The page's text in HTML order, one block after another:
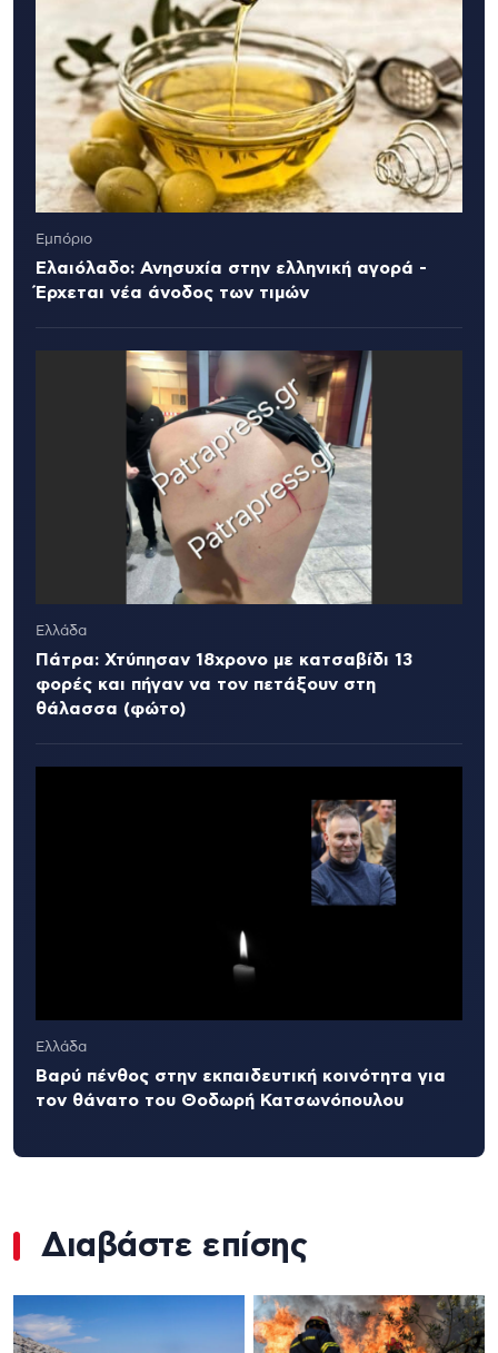
Εμπόριο
Ελαιόλαδο: Ανησυχία στην ελληνική αγορά -
Έρχεται νέα άνοδος των τιμών
Ελλάδα
Πάτρα: Χτύπησαν 18χρονο με κατσαβίδι 13
φορές και πήγαν να τον πετάξουν στη
θάλασσα (φώτο)
Ελλάδα
Βαρύ πένθος στην εκπαιδευτική κοινότητα για
τον θάνατο του Θοδωρή Κατσωνόπουλου
Διαβάστε επίσης